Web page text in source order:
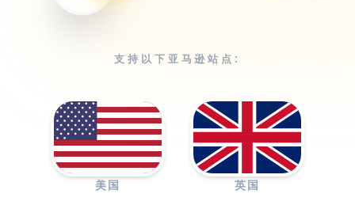
支持以下亚马逊站点:
美国 英国